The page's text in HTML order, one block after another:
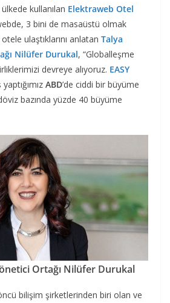
kullanılan Elektraweb Otel
3 bini de masaüstü olmak
ulaştıklarını anlatan Talya
Nilüfer Durukal, “Globalleşme
devreye alıyoruz. EASY
ABD’de ciddi bir büyüme
bazında yüzde 40 büyüme
Ortağı Nilüfer Durukal
bilişim şirketlerinden biri olan ve